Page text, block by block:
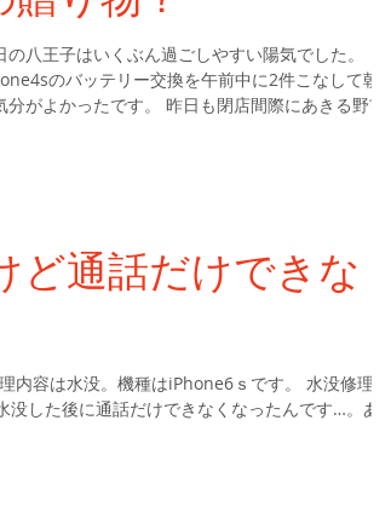
の八王子はいくぶん過ごしやすい陽気でした。
のバッテリー交換を午前中に2件こなして朝か
分がよかったです。 昨日も閉店間際にあきる野市
ど通話だけできな
した後に通話だけできなくなったんです…。あと